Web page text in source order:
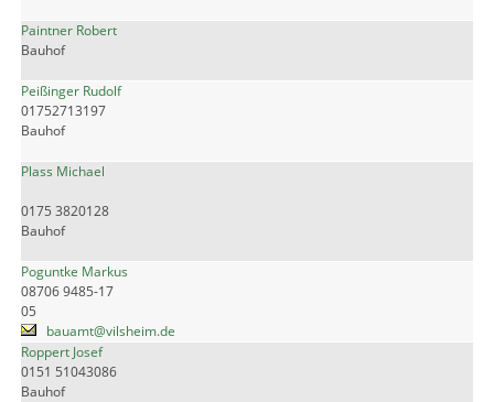
Paintner Robert
Bauhof
Peißinger Rudolf
01752713197
Bauhof
Plass Michael
0175 3820128
Bauhof
Poguntke Markus
08706 9485-17
05
bauamt@vilsheim.de
Roppert Josef
0151 51043086
Bauhof